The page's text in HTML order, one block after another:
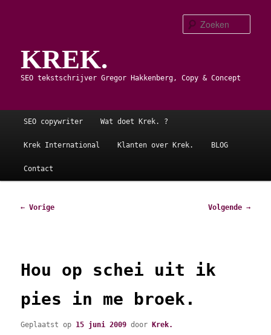
primaire
inhoudKREK.
SEO tekstschrijver Gregor Hakkenberg, Copy & Concept
Hoofdmenu
SEO copywriter Wat doet Krek. ?
Krek International Klanten over Krek. BLOG
Contact
Bericht
← Vorige Volgende →
Hou op schei uit ik
pies in me broek.
Geplaatst op 15 juni 2009 doorKrek.